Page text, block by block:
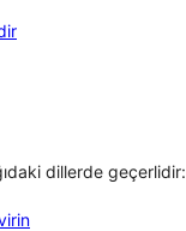
dillerde geçerlidir: